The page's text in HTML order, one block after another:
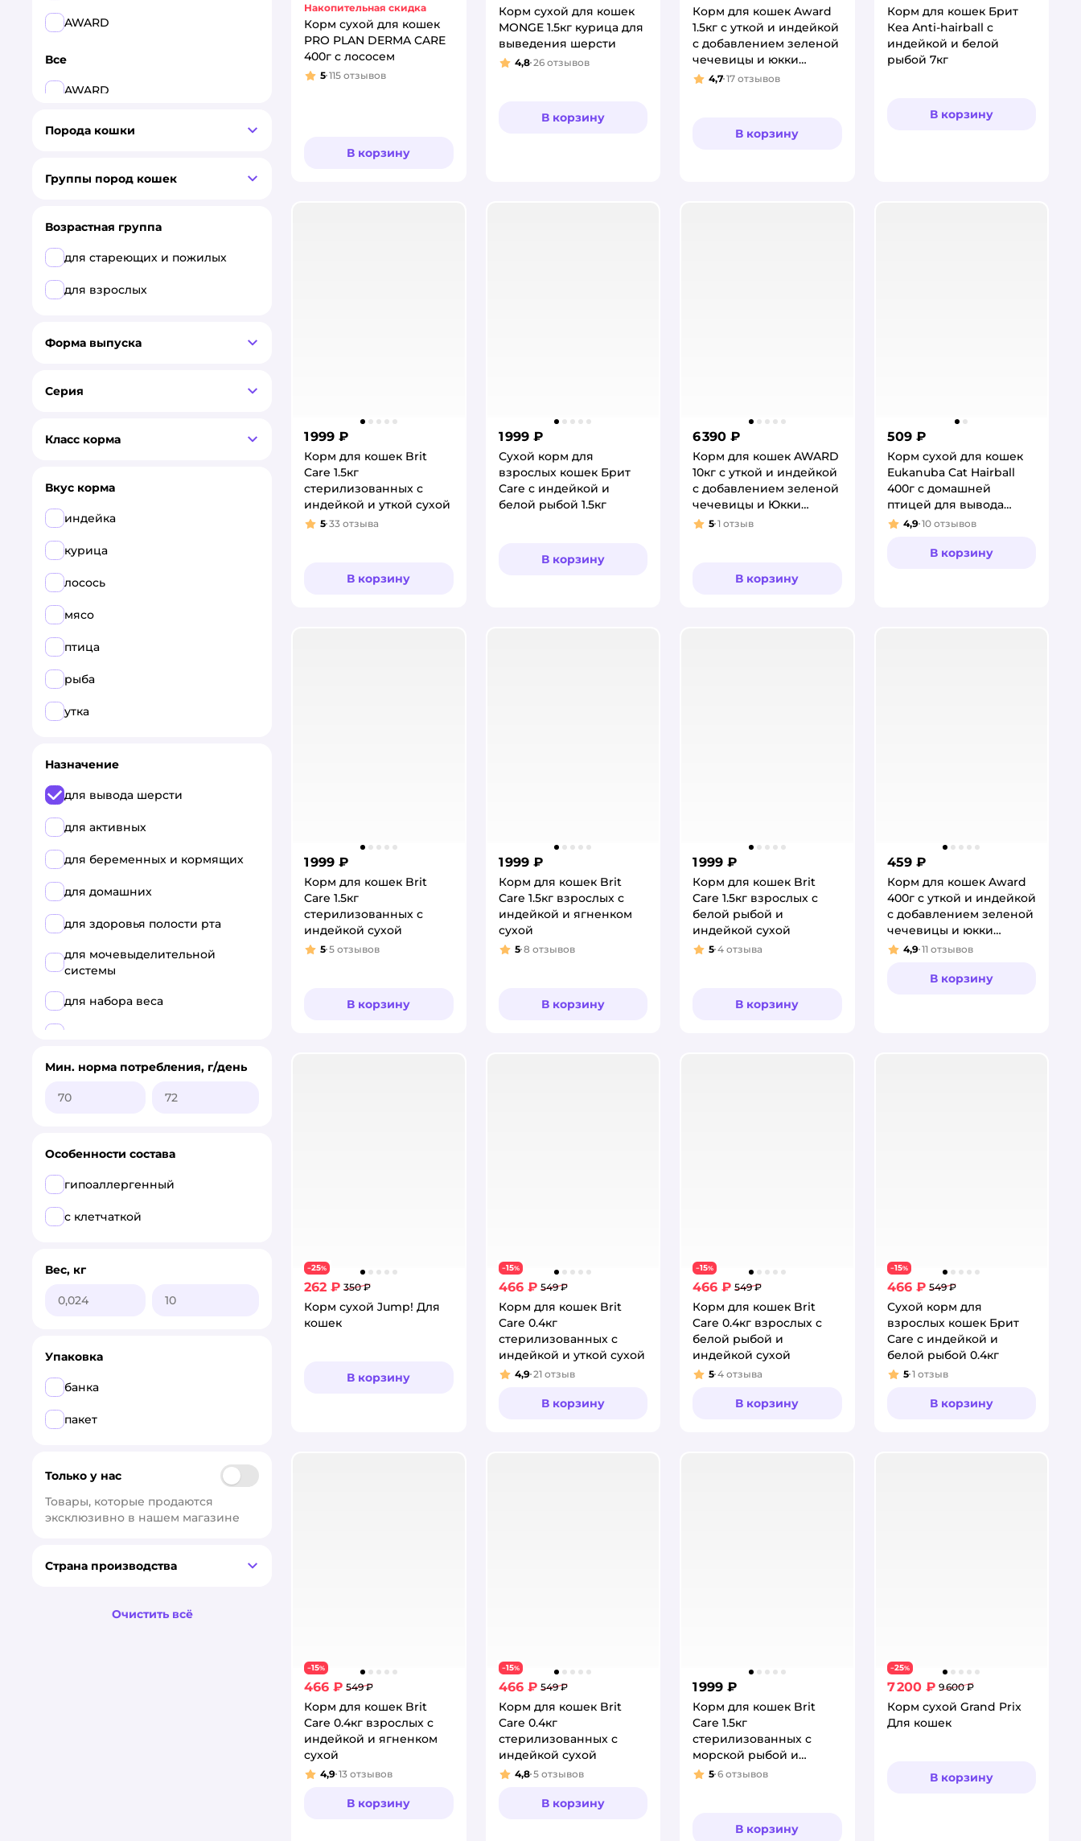
Накопительная скидка
Корм сухой для кошек
PRO PLAN DERMA CARE
400г с лососем
Рейтинг:
5 115 отзывов
В корзину
Корм сухой для кошек
MONGE 1.5кг курица для
выведения шерсти
Рейтинг:
4,8 26 отзывов
В корзину
Корм для кошек Award
1.5кг с уткой и индейкой
с добавлением зеленой
чечевицы и юкки
Шидигера hairball
Рейтинг:
4,7 17 отзывов
В корзину
Корм для кошек Брит
Кеа Anti-hairball с
индейкой и белой
рыбой 7кг
В корзину
1 999 ₽
Корм для кошек Brit
Care 1.5кг
стерилизованных с
индейкой и уткой сухой
Рейтинг:
5 33 отзыва
В корзину
1 999 ₽
Сухой корм для
взрослых кошек Брит
Care с индейкой и
белой рыбой 1.5кг
В корзину
6 390 ₽
Корм для кошек AWARD
10кг с уткой и индейкой
с добавлением зеленой
чечевицы и Юкки
Шидигера hairball
Рейтинг:
5 1 отзыв
В корзину
509 ₽
Корм сухой для кошек
Eukanuba Cat Hairball
400г с домашней
птицей для вывода
шерсти из желудка
Рейтинг:
4,9 10 отзывов
В корзину
1 999 ₽
Корм для кошек Brit
Care 1.5кг
стерилизованных с
индейкой сухой
Рейтинг:
5 5 отзывов
В корзину
1 999 ₽
Корм для кошек Brit
Care 1.5кг взрослых с
индейкой и ягненком
сухой
Рейтинг:
5 8 отзывов
В корзину
1 999 ₽
Корм для кошек Brit
Care 1.5кг взрослых с
белой рыбой и
индейкой сухой
Рейтинг:
5 4 отзыва
В корзину
459 ₽
Корм для кошек Award
400г с уткой и индейкой
с добавлением зеленой
чечевицы и юкки
Шидигера hairball
шерсти
Рейтинг:
4,9 11 отзывов
В корзину
−25%
262 ₽ 350 ₽
Корм сухой Jump! Для
кошек
В корзину
−15%
466 ₽ 549 ₽
Корм для кошек Brit
Care 0.4кг
стерилизованных с
индейкой и уткой сухой
Рейтинг:
4,9 21 отзыв
В корзину
−15%
466 ₽ 549 ₽
Корм для кошек Brit
Care 0.4кг взрослых с
белой рыбой и
индейкой сухой
Рейтинг:
5 4 отзыва
В корзину
−15%
466 ₽ 549 ₽
Сухой корм для
взрослых кошек Брит
Care с индейкой и
белой рыбой 0.4кг
Рейтинг:
5 1 отзыв
В корзину
−15%
466 ₽ 549 ₽
Корм для кошек Brit
Care 0.4кг взрослых с
индейкой и ягненком
сухой
Рейтинг:
4,9 13 отзывов
В корзину
−15%
466 ₽ 549 ₽
Корм для кошек Brit
Care 0.4кг
стерилизованных с
индейкой сухой
Рейтинг:
4,8 5 отзывов
В корзину
1 999 ₽
Корм для кошек Brit
Care 1.5кг
стерилизованных с
морской рыбой и
индейкой сухой
Рейтинг:
5 6 отзывов
В корзину
−25%
7 200 ₽ 9 600 ₽
Корм сухой Grand Prix
Для кошек
В корзину
AWARD
Все
AWARD
Jump!
Брит
Порода кошки
Группы пород кошек
Возрастная группа
для стареющих и пожилых
для взрослых
Форма выпуска
Серия
Класс корма
Вкус корма
индейка
курица
лосось
мясо
птица
рыба
утка
Назначение
для вывода шерсти
для активных
для беременных и кормящих
для домашних
для здоровья полости рта
для мочевыделительной
системы
для набора веса
для профилактики стресса
для стерилизованных и
мозга
полнорационный
кожи
при заболеваниях ЖКТ
при заболеваниях печени
при заболеваниях почек
пищеварении
Мин. норма потребления, г/день
Особенности состава
гипоаллергенный
с клетчаткой
Вес, кг
Упаковка
банка
пакет
Только у нас
Товары, которые продаются
эксклюзивно в нашем магазине
Страна производства
Очистить всё